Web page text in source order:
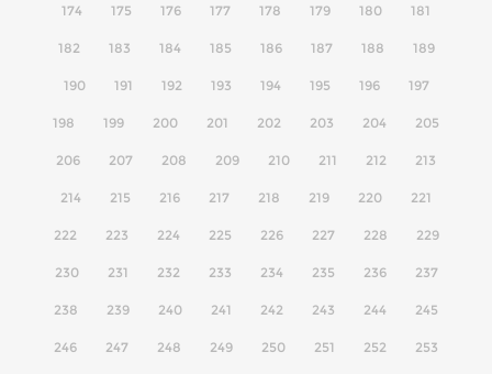
174 175 176 177 178 179 180 181
182 183 184 185 186 187 188 189
190 191 192 193 194 195 196 197
198 199 200 201 202 203 204 205
206 207 208 209 210 211 212 213
214 215 216 217 218 219 220 221
222 223 224 225 226 227 228 229
230 231 232 233 234 235 236 237
238 239 240 241 242 243 244 245
246 247 248 249 250 251 252 253